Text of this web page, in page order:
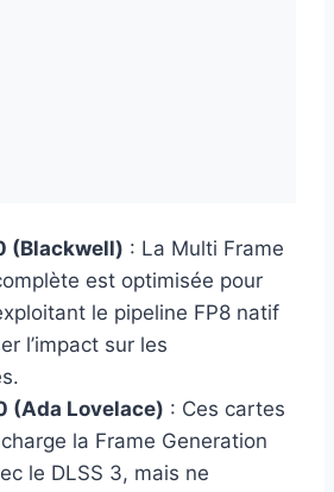
(Blackwell) : La Multi Frame
est optimisée pour
le pipeline FP8 natif
l’impact sur les
(Ada Lovelace) : Ces cartes
la Frame Generation
le DLSS 3, mais ne